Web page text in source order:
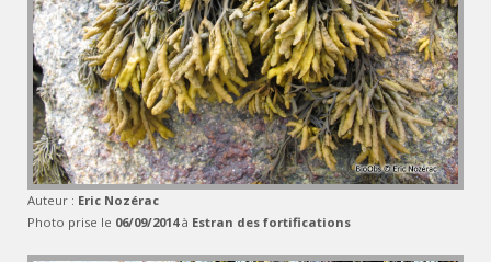
Auteur : Eric Nozérac
Photo prise le 06/09/2014à Estran des fortifications